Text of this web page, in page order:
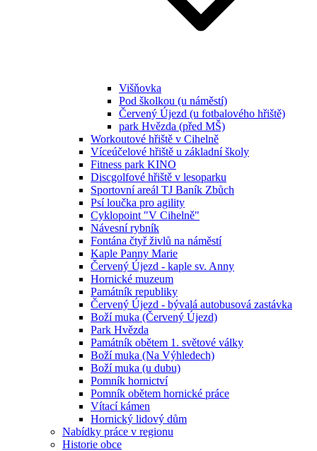
Višňovka
Pod školkou (u náměstí)
Červený Újezd (u fotbalového hřiště)
park Hvězda (před MŠ)
Workoutové hřiště v Cihelně
Víceúčelové hřiště u základní školy
Fitness park KINO
Discgolfové hřiště v lesoparku
Sportovní areál TJ Baník Zbůch
Psí loučka pro agility
Cyklopoint "V Cihelně"
Návesní rybník
Fontána čtyř živlů na náměstí
Kaple Panny Marie
Červený Újezd - kaple sv. Anny
Hornické muzeum
Památník republiky
Červený Újezd - bývalá autobusová zastávka
Boží muka (Červený Újezd)
Park Hvězda
Památník obětem 1. světové války
Boží muka (Na Výhledech)
Boží muka (u dubu)
Pomník hornictví
Pomník obětem hornické práce
Vítací kámen
Hornický lidový dům
Nabídky práce v regionu
Historie obce